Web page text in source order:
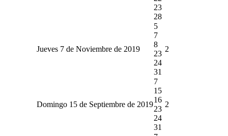
23
28
Jueves 7 de Noviembre de 2019
5
7
8
23
24
31
2
Domingo 15 de Septiembre de 2019
7
15
16
23
24
31
2